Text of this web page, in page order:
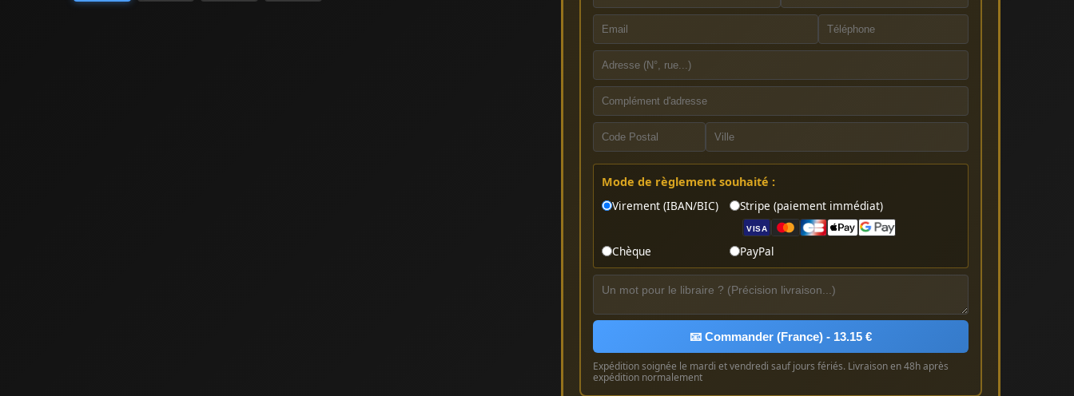
Mode de règlement souhaité :
Virement (IBAN/BIC)
Stripe (paiement immédiat)
VISA
Chèque PayPal
📧 Commander (France) - 13.15 €
Expédition soignée le mardi et vendredi sauf jours fériés. Livraison en 48h après
expédition normalement